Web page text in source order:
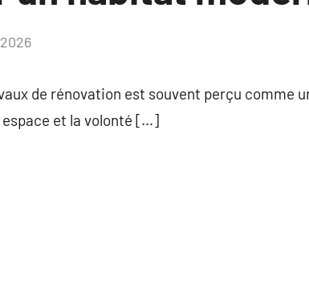
de rénovation est souvent perçu comme
espace et la volonté […]